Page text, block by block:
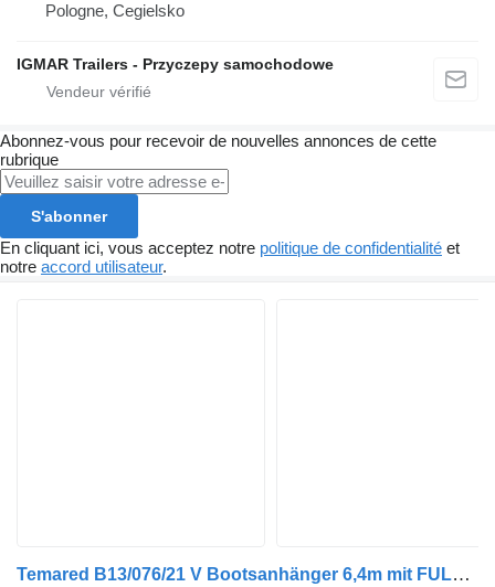
Pologne, Cegielsko
IGMAR Trailers - Przyczepy samochodowe
Abonnez-vous pour recevoir de nouvelles annonces de cette
rubrique
S'abonner
En cliquant ici, vous acceptez notre politique de confidentialité et
notre accord utilisateur.
Temared B13/076/21 V Bootsanhänger 6,4m mit FULL LED, Alufelgen